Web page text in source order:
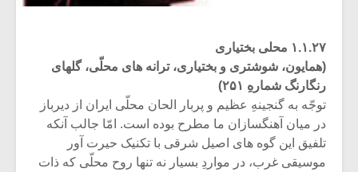
۱.۱.۲۷ محلی بختیاری
(همایون، شوشتری و بختیاری، ترانه های محلّی، گلهای
رنگارنگ شمارهِ ۲۵۱)
توجّه به گنجینهِ عظیم و پربار الحان محلّی ایران از دیرباز
در میان آهنگسازان ما مطرح بوده است. امّا جالب آنکه
تلفیق این گوه های اصیل شرقی با تکنیک حیرت آور
موسیقی غرب، در مواردِ بسیار نه تنها روح محلّی که ذات